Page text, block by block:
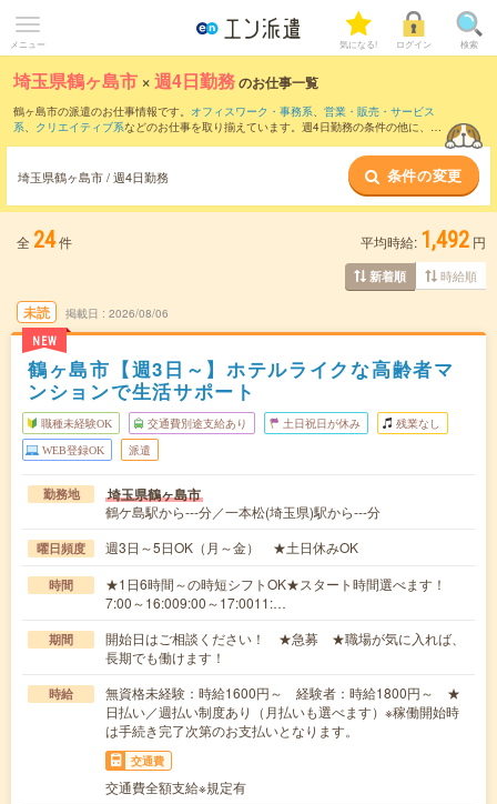
メニュー 気になる! ログイン 検索
埼玉県鶴ヶ島市 ×週4日勤務のお仕事一覧
鶴ヶ島市の派遣のお仕事情報です。 オフィスワーク・事務系、 営業・販売・サービス
系、 クリエイティブ系などのお仕事を取り揃えています。週4日勤務の条件の他に、 交
埼玉県鶴ヶ島市 / 週4日勤務 条件の変更
全 24件 平均時給: 1,492 円
新着順 時給順
未読
NEW
掲載日 2026/08/06
鶴ヶ島市【週3日～】ホテルライクな高齢者マ
ンションで生活サポート
職種未経験OK 交通費別途支給あり 土日祝日が休み 残業なし
WEB登録OK 派遣
勤務地 埼玉県鶴ヶ島市
鶴ケ島駅から---分／一本松(埼玉県)駅から---分
曜日頻度 週3日～5日OK（月～金） ★土日休みOK
時間
★1日6時間～の時短シフトOK★スタート時間選べます！
7:00～16:009:00～17:0011:…
期間
開始日はご相談ください！ ★急募 ★職場が気に入れば、
長期でも働けます！
時給
無資格未経験：時給1600円～ 経験者：時給1800円～ ★
日払い／週払い制度あり（月払いも選べます）※稼働開始時
は手続き完了次第のお支払いとなります。
交通費
交通費全額支給※規定有